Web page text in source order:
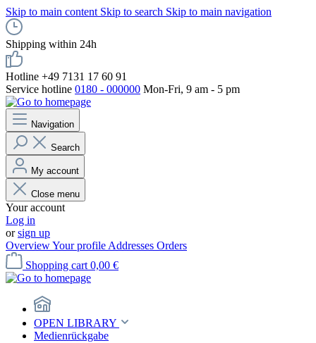
Skip to main content Skip to search Skip to main navigation
Shipping within 24h
Hotline +49 7131 17 60 91
Service hotline 0180 - 000000 Mon-Fri, 9 am - 5 pm
Navigation
Search
My account
Close menu
Your account
Log in
orsign up
OverviewYour profile Addresses Orders
Shopping cart 0,00 €
OPEN LIBRARY
Medienrückgabe